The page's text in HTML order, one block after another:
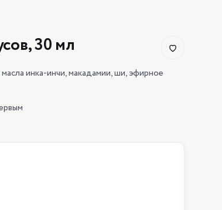
30 мл
инка-инчи, макадамии, ши, эфирное